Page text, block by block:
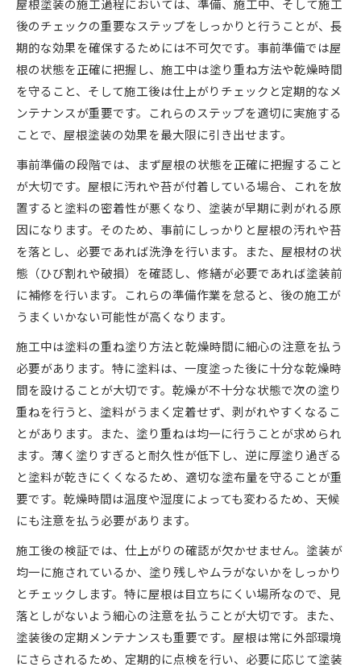
屋根塗装の施工過程においては、準備、施工中、そして施工
後のチェックの重要なステップをしっかりと行うことが、長
期的な効果を確保するためには不可欠です。事前準備では屋
根の状態を正確に把握し、施工中は塗り重ね方法や乾燥時間
を守ること、そして施工後は仕上がりチェックと定期的なメ
ンテナンスが重要です。これらのステップを適切に実施する
ことで、屋根塗装の効果を最大限に引き出せます。
事前準備の段階では、まず屋根の状態を正確に把握すること
が大切です。屋根に汚れや苔が付着している場合、これを放
置すると塗料の密着性が悪くなり、塗装が早期に剥がれる原
因になります。そのため、事前にしっかりと屋根の汚れや苔
を落とし、必要であれば洗浄を行います。また、屋根材の状
態（ひび割れや破損）を確認し、修繕が必要であれば塗装前
に補修を行います。これらの準備作業を怠ると、後の施工が
うまくいかない可能性が高くなります。
施工中は塗料の重ね塗り方法と乾燥時間に細心の注意を払う
必要があります。特に塗料は、一度塗った後に十分な乾燥時
間を設けることが大切です。乾燥が不十分な状態で次の塗り
重ねを行うと、塗料がうまく定着せず、剥がれやすくなるこ
とがあります。また、塗り重ねは均一に行うことが求められ
ます。薄く塗りすぎると耐久性が低下し、逆に厚塗り過ぎる
と塗料が乾きにくくなるため、適切な塗布量を守ることが重
要です。乾燥時間は温度や湿度によっても変わるため、天候
にも注意を払う必要があります。
施工後の検証では、仕上がりの確認が欠かせません。塗装が
均一に施されているか、塗り残しやムラがないかをしっかり
とチェックします。特に屋根は目立ちにくい場所なので、見
落としがないよう細心の注意を払うことが大切です。また、
塗装後の定期メンテナンスも重要です。屋根は常に外部環境
にさらされるため、定期的に点検を行い、必要に応じて塗装